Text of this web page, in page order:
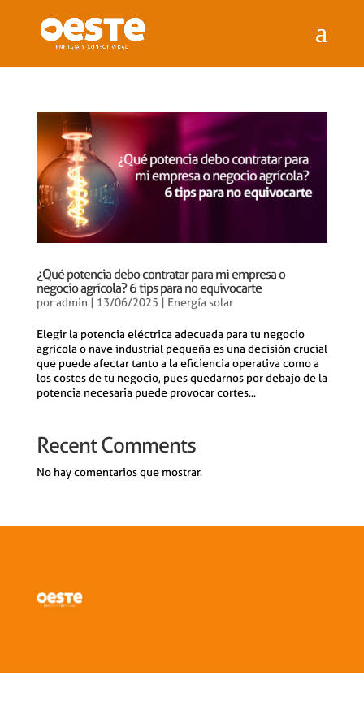
¿Qué potencia debo contratar para mi empresa o
negocio agrícola? 6 tips para no equivocarte
poradmin | 13/06/2025 | Energía solar
Elegir la potencia eléctrica adecuada para tu negocio
agrícola o nave industrial pequeña es una decisión crucial
que puede afectar tanto a la eficiencia operativa como a
los costes de tu negocio, pues quedarnos por debajo de la
potencia necesaria puede provocar cortes...
Recent Comments
No hay comentarios que mostrar.